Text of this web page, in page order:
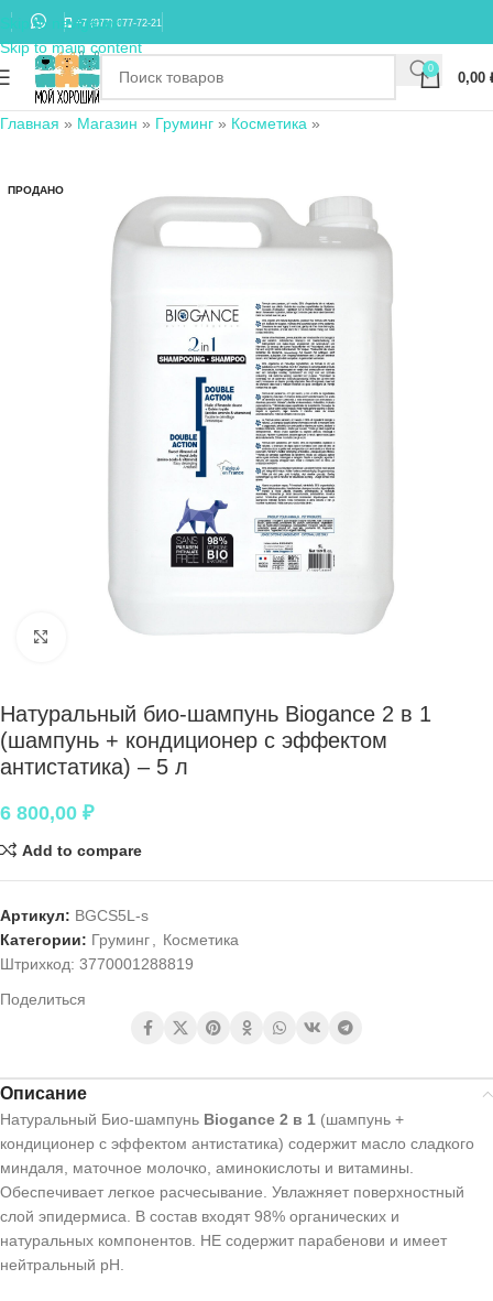
Skip to navigation
Skip to main content
+7 (977) 677-72-21
0
0,00
Главная » Магазин » Груминг » Косметика »
ПРОДАНО
Нажмите, чтобы увеличить
Натуральный био-шампунь Biogance 2 в 1
(шампунь + кондиционер с эффектом
антистатика) – 5 л
6 800,00 ₽
Add to compare
Артикул: BGCS5L-s
Категории: Груминг
Косметика
Штрихкод: 3770001288819
Поделиться
Описание
Натуральный Био-шампунь Biogance 2 в 1 (шампунь +
кондиционер с эффектом антистатика) содержит масло сладкого
миндаля, маточное молочко, аминокислоты и витамины.
Обеспечивает легкое расчесывание. Увлажняет поверхностный
слой эпидермиса. В состав входят 98% органических и
натуральных компонентов. НЕ содержит парабенови и имеет
нейтральный pH.